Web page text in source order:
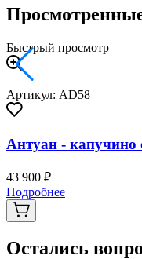
Быстрый просмотр
Артикул: AD58
Антуан - капучино
43 900 ₽
Подробнее
Остались